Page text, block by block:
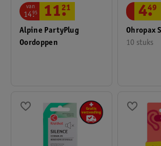
Alpine PartyPlug
Oordoppen
van
14.
95 11.
21
Ohropax
10 stuks
4.
49